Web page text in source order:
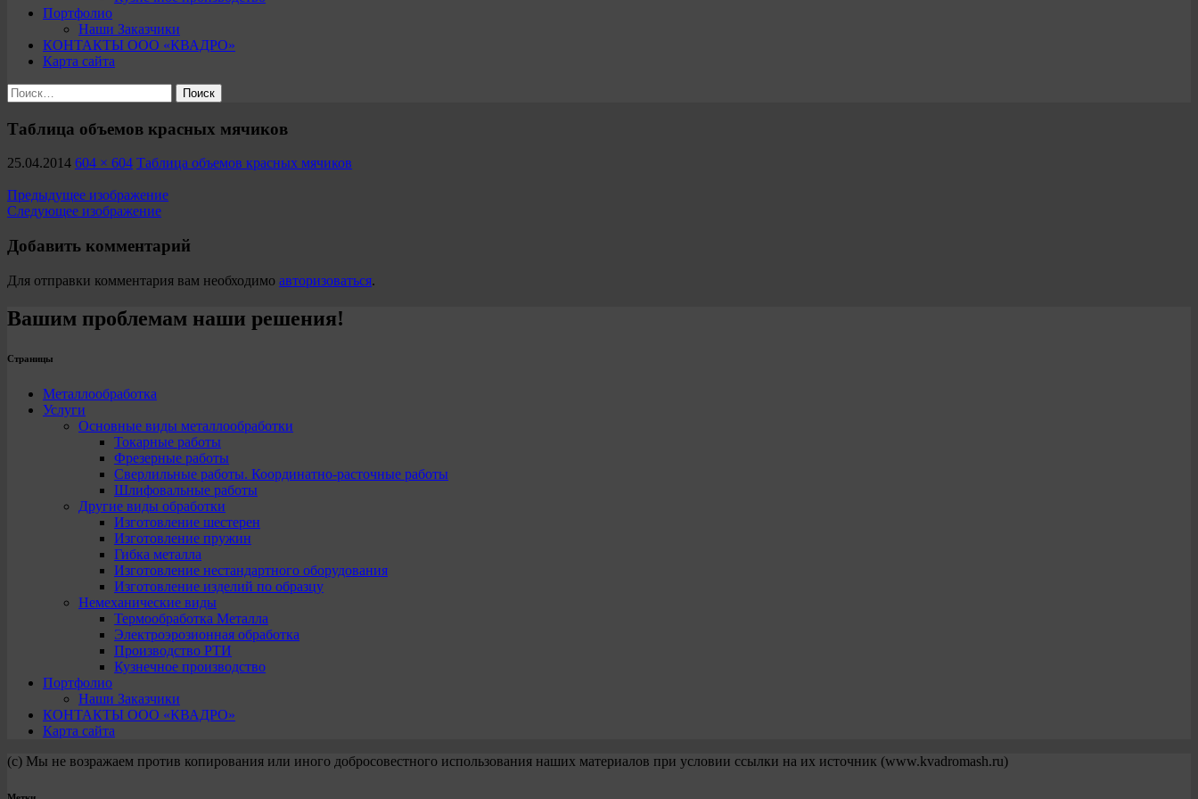
Портфолио
Наши Заказчики
КОНТАКТЫ ООО «КВАДРО»
Карта сайта
Найти:
Таблица объемов красных мячиков
25.04.2014 604 × 604 Таблица объемов красных мячиков
Предыдущее изображение
Следующее изображение
Добавить комментарий
Для отправки комментария вам необходимо авторизоваться.
Вашим проблемам наши решения!
Страницы
Металлообработка
Услуги
Основные виды металлообработки
Токарные работы
Фрезерные работы
Сверлильные работы. Координатно-расточные работы
Шлифовальные работы
Другие виды обработки
Изготовление шестерен
Изготовление пружин
Гибка металла
Изготовление нестандартного оборудования
Изготовление изделий по образцу
Немеханические виды
Термообработка Металла
Электроэрозионная обработка
Производство РТИ
Кузнечное производство
Портфолио
Наши Заказчики
КОНТАКТЫ ООО «КВАДРО»
Карта сайта
(с) Мы не возражаем против копирования или иного добросовестного использования наших материалов при условии ссылки на их источник (www.kvadromash.ru)
Метки